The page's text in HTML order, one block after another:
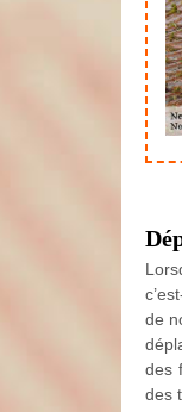
de
des
des